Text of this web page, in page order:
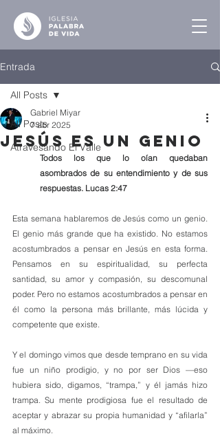
Entrada
All Posts
Atravesando El Valle
All Posts
Jesús es un Genio
Gabriel Miyar
7 abr 2025
Todos los que lo oían quedaban
asombrados de su entendimiento y de sus
respuestas. Lucas 2:47
Esta semana hablaremos de Jesús como un genio.
El genio más grande que ha existido. No estamos
acostumbrados a pensar en Jesús en esta forma.
Pensamos en su espiritualidad, su perfecta
santidad, su amor y compasión, su descomunal
poder. Pero no estamos acostumbrados a pensar en
él como la persona más brillante, más lúcida y
competente que existe.
Y el domingo vimos que desde temprano en su vida
fue un niño prodigio, y no por ser Dios —eso
hubiera sido, digamos, “trampa,” y él jamás hizo
trampa. Su mente prodigiosa fue el resultado de
aceptar y abrazar su propia humanidad y “afilarla”
al máximo.